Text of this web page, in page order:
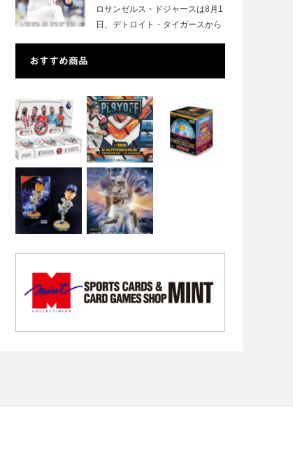
のインスク入り！
ロサンゼルス・ドジャースは8月1
日、デトロイト・タイガースから
おすすめ商品